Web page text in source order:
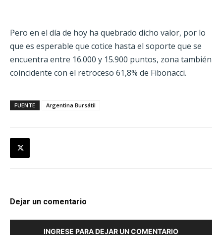
Pero en el día de hoy ha quebrado dicho valor, por lo
que es esperable que cotice hasta el soporte que se
encuentra entre 16.000 y 15.900 puntos, zona también
coincidente con el retroceso 61,8% de Fibonacci.
FUENTE Argentina Bursátil
Dejar un comentario
INGRESE PARA DEJAR UN COMENTARIO